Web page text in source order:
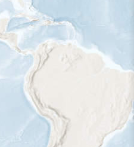
Rango a lo largo del año